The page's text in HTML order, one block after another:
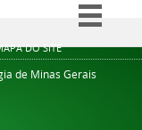
DO SITE
BR
de Minas Gerais